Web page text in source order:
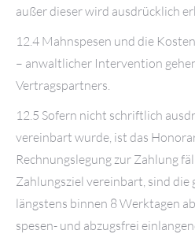
außer dieser wird ausdrücklich
12.4 Mahnspesen und die
– anwaltlicher Intervention
Vertragspartners.
12.5 Sofern nicht schriftlich
vereinbart wurde, ist das
Rechnungslegung zur Zahlung
Zahlungsziel vereinbart, sind die
längstens binnen 8 Werktagen
spesen- und abzugsfrei